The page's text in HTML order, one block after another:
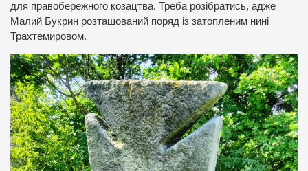
для правобережного козацтва. Треба розібратись, адже
Малий Букрин розташований поряд із затопленим нині
Трахтемировом.